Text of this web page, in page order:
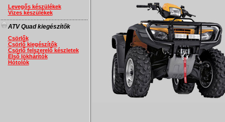
Levegős készülékek
Vizes készülékek
ATV Quad kiegészítők
Csörlők
Csörlő kiegészítők
Csörlő felszerelő készletek
Első lökhárítók
Hótolók